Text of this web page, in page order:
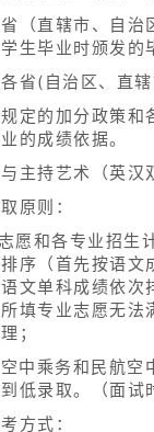
（直辖市、自
生毕业时颁发的
省(自治区、直
定的加分政策
的成绩依据。
主持艺术（英
原则：
愿和各专业招生
序（首先按语
文单科成绩依
填专业志愿无
；
中乘务和民航
低录取。（面试
方式：